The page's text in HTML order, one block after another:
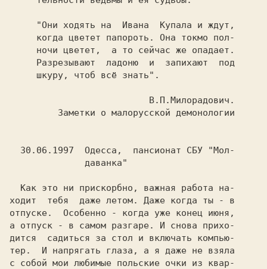
ходит  тебя  даже летом. Даже когда ты - в
отпуске.  Особенно - когда уже конец июня,
а отпуск - в самом разгаре. И снова прихо-
дится  садиться за стол и включать компью-
тер.  И напрягать глаза, а я даже не взяла
с собой мои любимые польские очки из квар-